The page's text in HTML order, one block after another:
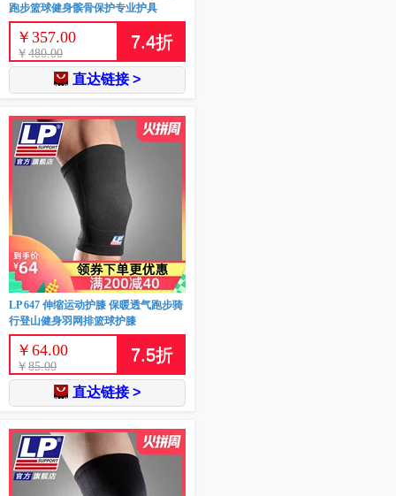
跑步篮球健身髌骨保护专业护具
￥ 357.00
￥ 480.00
7.4折
直达链接 >
LP 647 伸缩运动护膝 保暖透气跑步骑
行登山健身羽网排篮球护膝
￥ 64.00
￥ 85.00
7.5折
直达链接 >